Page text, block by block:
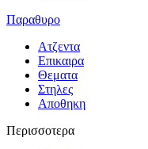
Παραθυρο
Ατζεντα
Επικαιρα
Θεματα
Στηλες
Αποθηκη
Περισσοτερα